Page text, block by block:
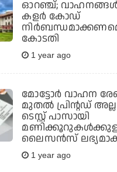
ഓറഞ്ച്;
കളര്‍ കോഡ്
കോടതി
1 year ago
മോട്ടോര്‍ വാഹന
മുതല്‍ പ്രിന്റഡ് അല്ല,
ടെസ്റ്റ് പാസായി
ലൈസന്‍സ്
1 year ago